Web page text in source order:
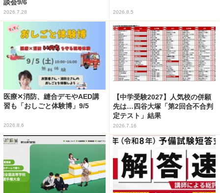
談会9/6
2026.7.28 2026.8.5
医療✕消防、縫合デモやAED講
習も「おしごと体験博」9/5
2026.8.6
【中学受験2027】人気校の併願
先は…四谷大塚「第2回合不合判
定テスト」結果
2026.7.16